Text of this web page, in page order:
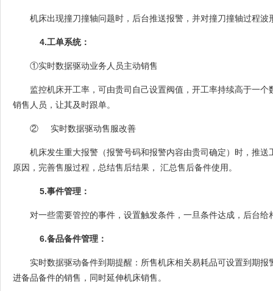
机床出现撞刀撞轴问题时，后台推送报警，并对撞刀撞轴过程波
4.工单系统：
①实时数据驱动业务人员主动销售
监控机床开工率，可由贵司自己设置阀值，开工率持续高于一
销售人员，让其及时跟单。
② 实时数据驱动售服改善
机床发生重大报警（报警号码和报警内容由贵司确定）时，推
原因，完善售服过程，总结售后结果， 汇总售后备件使用。
5.事件管理：
对一些需要管控的事件，设置触发条件，一旦条件达成，后台
6.备品备件管理：
实时数据驱动备件到期提醒：所售机床相关易耗品可设置到期
进备品备件的销售，同时延伸机床销售。